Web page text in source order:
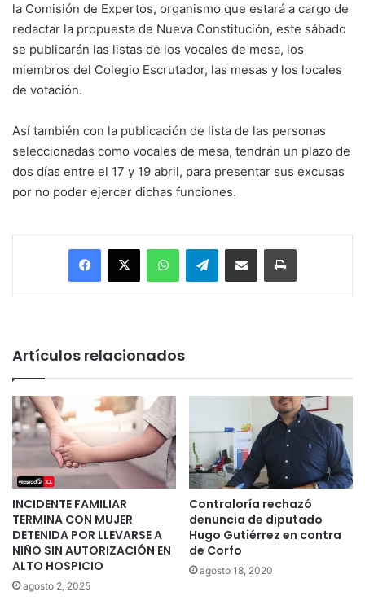
la Comisión de Expertos, organismo que estará a cargo de
redactar la propuesta de Nueva Constitución, este sábado
se publicarán las listas de los vocales de mesa, los
miembros del Colegio Escrutador, las mesas y los locales
de votación.
Así también con la publicación de lista de las personas
seleccionadas como vocales de mesa, tendrán un plazo de
dos días entre el 17 y 19 abril, para presentar sus excusas
por no poder ejercer dichas funciones.
Facebook
X WhatsAppTelegramEnviar vía email Imprimir
Artículos relacionados
INCIDENTE FAMILIAR
TERMINA CON MUJER
DETENIDA POR LLEVARSE A
NIÑO SIN AUTORIZACIÓN EN
ALTO HOSPICIO
agosto 2, 2025
Contraloría rechazó
denuncia de diputado
Hugo Gutiérrez en contra
de Corfo
agosto 18, 2020